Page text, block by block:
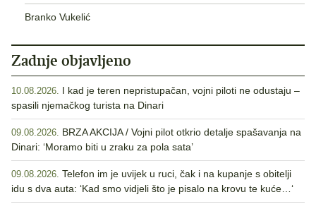
Branko Vukelić
Zadnje objavljeno
10.08.2026. I kad je teren nepristupačan, vojni piloti ne odustaju –
spasili njemačkog turista na Dinari
09.08.2026. BRZA AKCIJA / Vojni pilot otkrio detalje spašavanja na
Dinari: ‘Moramo biti u zraku za pola sata’
09.08.2026. Telefon im je uvijek u ruci, čak i na kupanje s obitelji
idu s dva auta: ‘Kad smo vidjeli što je pisalo na krovu te kuće…‘